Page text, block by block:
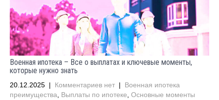
Военная ипотека – Все о выплатах и ключевые моменты,
которые нужно знать
20.12.2025 | Комментариев нет | Военная ипотека
преимущества
Выплаты по ипотеке Основные моменты